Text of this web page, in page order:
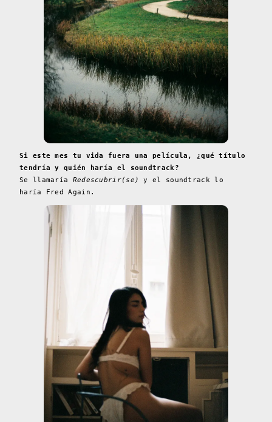
Si este mes tu vida fuera una película, ¿qué título
tendría y quién haría el soundtrack?
Se llamaría Redescubrir(se)
y el soundtrack lo
haría Fred Again.